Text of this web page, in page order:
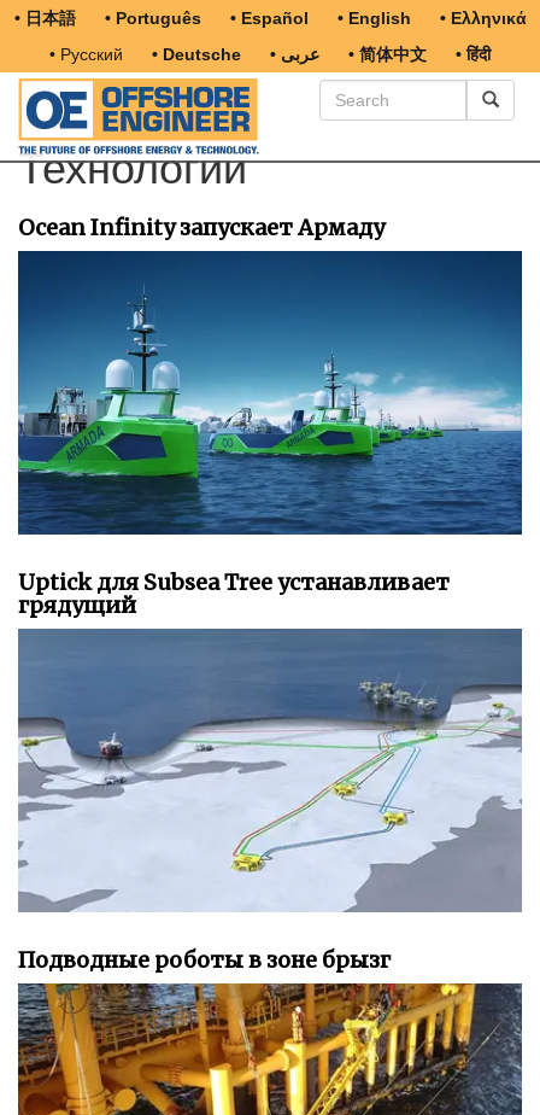
• 日本語 • Português • Español • English
• Ελληνικά
• Русский
• Deutsche • عربى • 简体中文 • हिंदी
Технологии
Ocean Infinity запускает Армаду
Uptick для Subsea Tree устанавливает
грядущий
Подводные роботы в зоне брызг